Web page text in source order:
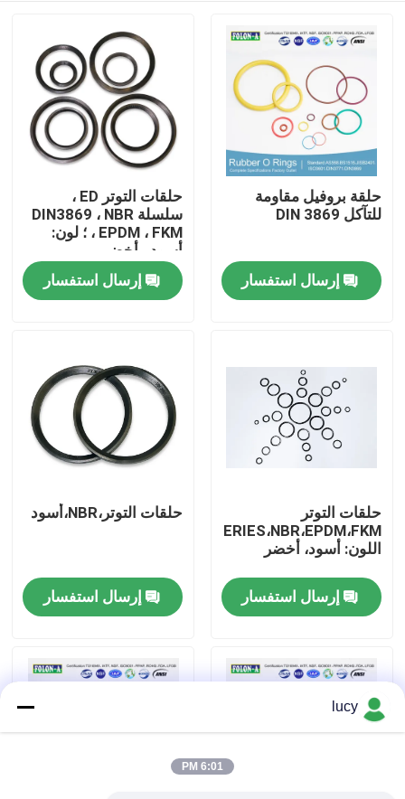
منزل
أشرطة فيديو
حول بنا
جولة في المعمل
ضبط الجودة
اتصل بنا
أخبار
جميع القضايا
حلقة بروفيل مقاومة
للتآكل DIN 3869
إرسال استفسار
حلقات التوتر ED ،
سلسلة DIN3869 ، NBR
، EPDM ، FKM ؛ لون:
أسود ، أخضر
إرسال استفسار
حلقات التوتر
اللون: أسود، أخضر
إرسال استفسار
حلقات التوتر،NBR،أسود
إرسال استفسار
lucy
6:01 PM